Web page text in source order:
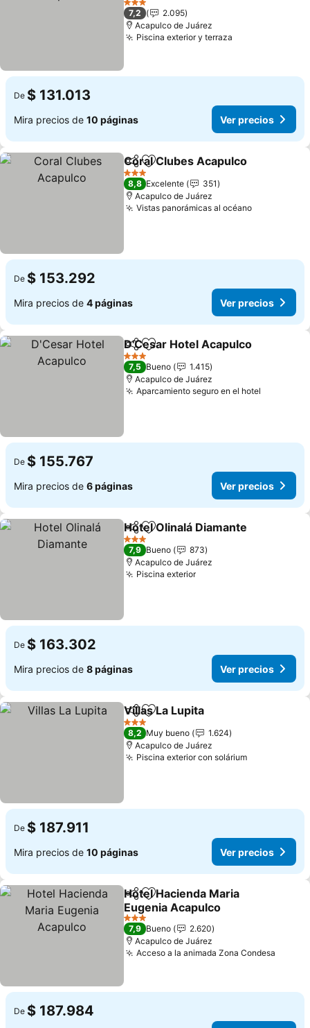
3 Estrellas
7,2
2.095
Acapulco de Juárez
Piscina exterior y terraza
De $ 131.013
Mira precios de 10 páginas Ver precios
CompartirAgregar a favoritos
Coral Clubes Acapulco
3 Estrellas
8,8 Excelente
351
Acapulco de Juárez
Vistas panorámicas al océano
De $ 153.292
Mira precios de 4 páginas Ver precios
CompartirAgregar a favoritos
D'Cesar Hotel Acapulco
3 Estrellas
7,5 Bueno
1.415
Acapulco de Juárez
Aparcamiento seguro en el hotel
De $ 155.767
Mira precios de 6 páginas Ver precios
CompartirAgregar a favoritos
Hotel Olinalá Diamante
3 Estrellas
7,9 Bueno
873
Acapulco de Juárez
Piscina exterior
De $ 163.302
Mira precios de 8 páginas Ver precios
CompartirAgregar a favoritos
Villas La Lupita
3 Estrellas
8,2 Muy bueno
1.624
Acapulco de Juárez
Piscina exterior con solárium
De $ 187.911
Mira precios de 10 páginas Ver precios
CompartirAgregar a favoritos
Hotel Hacienda Maria
Eugenia Acapulco
3 Estrellas
7,9 Bueno
2.620
Acapulco de Juárez
Acceso a la animada Zona Condesa
De $ 187.984